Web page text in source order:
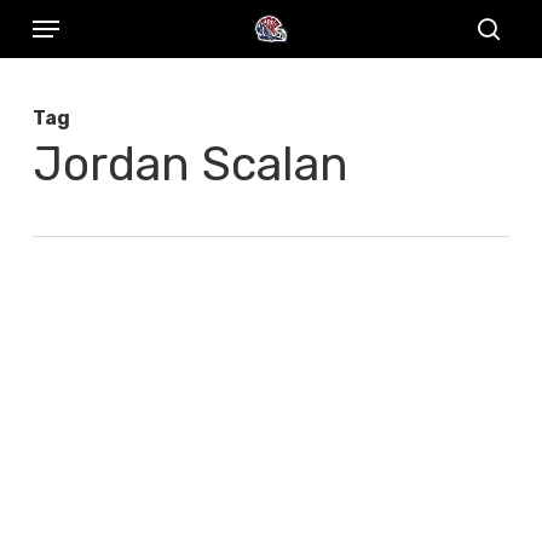
Skip
content
Menu
Tag
Jordan Scalan